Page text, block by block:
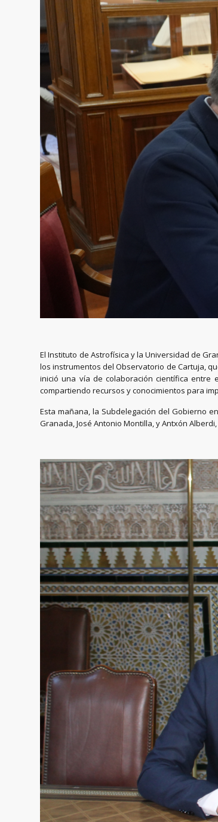
El Instituto de Astrofísica y la Universidad de
los instrumentos del Observatorio de Cartuja,
inició una vía de colaboración científica entre
compartiendo recursos y conocimientos para
Esta mañana, la Subdelegación del Gobierno
Granada, José Antonio Montilla, y Antxón